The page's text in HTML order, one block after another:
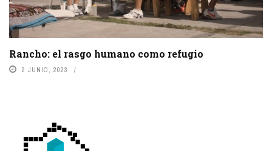
Rancho: el rasgo humano como refugio
2 JUNIO, 2023